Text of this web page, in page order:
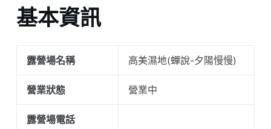
基本資訊
露營場名稱 高美濕地(蟬說-夕陽慢慢)
營業狀態 營業中
露營場電話